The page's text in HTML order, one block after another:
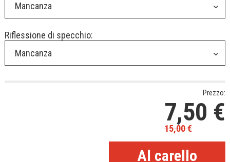
Mancanza
Riflessione di specchio:
Mancanza
Prezzo:
7,50 €
15,00€